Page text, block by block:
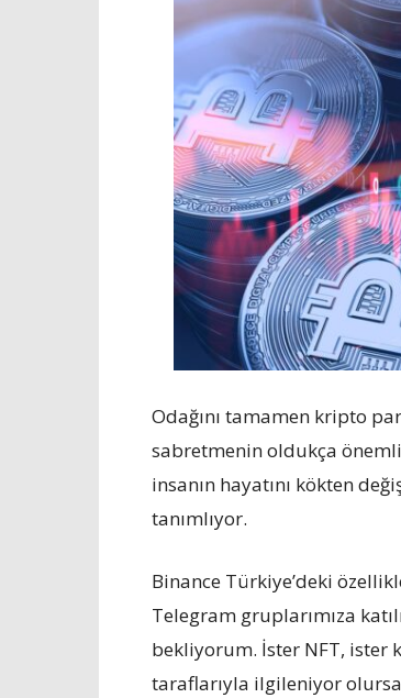
Odağını tamamen kripto
sabretmenin oldukça
insanın hayatını kökten
tanımlıyor.
Binance Türkiye’deki
Telegram gruplarımıza
bekliyorum. İster NFT, ister
taraflarıyla ilgileniyor